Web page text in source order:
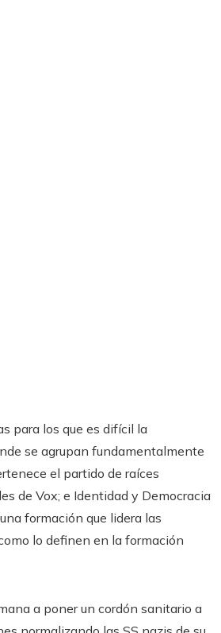
para los que es difícil la
se agrupan fundamentalmente
el partido de raíces
de Vox; e Identidad y Democracia
formación que lidera las
lo definen en la formación
a poner un cordón sanitario a